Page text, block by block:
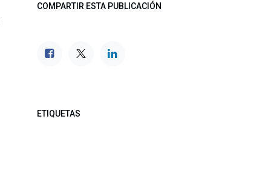
COMPARTIR ESTA PUBLICACIÓN
ETIQUETAS